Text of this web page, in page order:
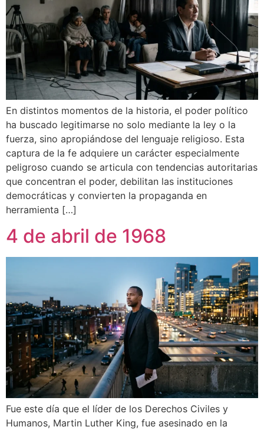
En distintos momentos de la historia, el poder político
ha buscado legitimarse no solo mediante la ley o la
fuerza, sino apropiándose del lenguaje religioso. Esta
captura de la fe adquiere un carácter especialmente
peligroso cuando se articula con tendencias autoritarias
que concentran el poder, debilitan las instituciones
democráticas y convierten la propaganda en
herramienta […]
4 de abril de 1968
Fue este día que el líder de los Derechos Civiles y
Humanos, Martin Luther King, fue asesinado en la